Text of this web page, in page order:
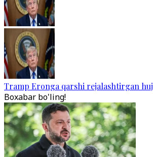
Tramp Eronga qarshi rejalashtirgan
Boxabar bo'ling!